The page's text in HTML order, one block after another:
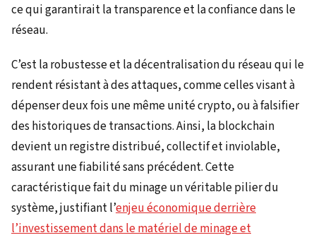
ce qui garantirait la transparence et la confiance dans le
réseau.
C’est la robustesse et la décentralisation du réseau qui le
rendent résistant à des attaques, comme celles visant à
dépenser deux fois une même unité crypto, ou à falsifier
des historiques de transactions. Ainsi, la blockchain
devient un registre distribué, collectif et inviolable,
assurant une fiabilité sans précédent. Cette
caractéristique fait du minage un véritable pilier du
système, justifiant l’enjeu économique derrière
l’investissement dans le matériel de minage et